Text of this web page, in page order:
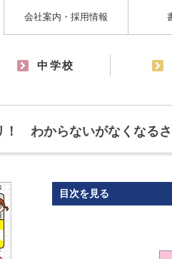
会社案内・採用情報
中学校
！ わからないがなくなる
目次を見る